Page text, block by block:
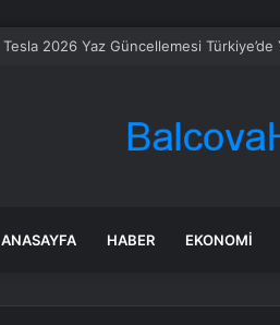
Tesla 2026 Yaz Güncellemesi Türkiye’de
ANASAYFA HABER EKONOMI